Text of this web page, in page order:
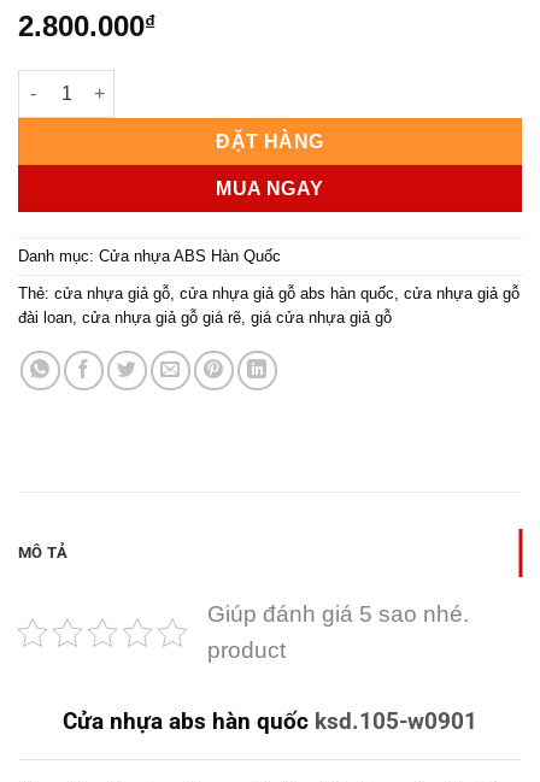
2.800.000₫
CỬA NHỰA ABS HÀN QUỐC KSD.105-W0901 số lượng
ĐẶT HÀNG
MUA NGAY
Danh mục: Cửa nhựa ABS Hàn Quốc
Thẻ: cửa nhựa giả gỗ cửa nhựa giả gỗ abs hàn quốc cửa nhựa giả gỗ
đài loan cửa nhựa giả gỗ giá rẽ giá cửa nhựa giả gỗ
MÔ TẢ
Giúp đánh giá 5 sao nhé.
product
Cửa nhựa abs hàn quốc ksd.105-w0901